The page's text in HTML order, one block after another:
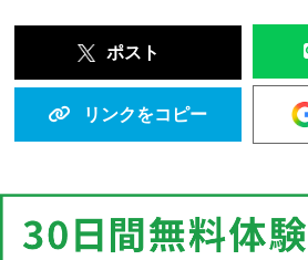
ポスト
リンクをコピー